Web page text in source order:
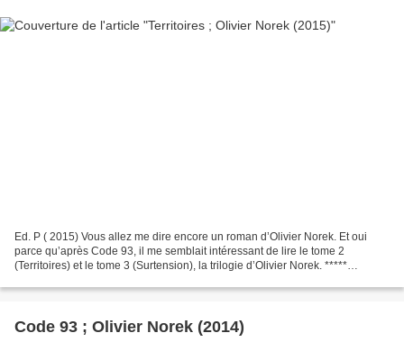
Ed. P ( 2015) Vous allez me dire encore un roman d’Olivier Norek. Et oui
parce qu’après Code 93, il me semblait intéressant de lire le tome 2
(Territoires) et le tome 3 (Surtension), la trilogie d’Olivier Norek. *****
Code 93 ; Olivier Norek (2014)